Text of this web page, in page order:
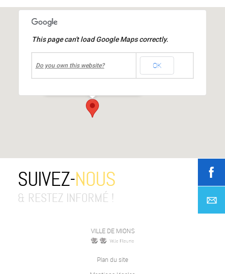
Centre culturel Jean MOULIN
This page can't load Google Maps correctly.
Do you own this website? OK
SUIVEZ-NOUS
& RESTEZ INFORMÉ !
VILLE DE MIONS
Plan du site